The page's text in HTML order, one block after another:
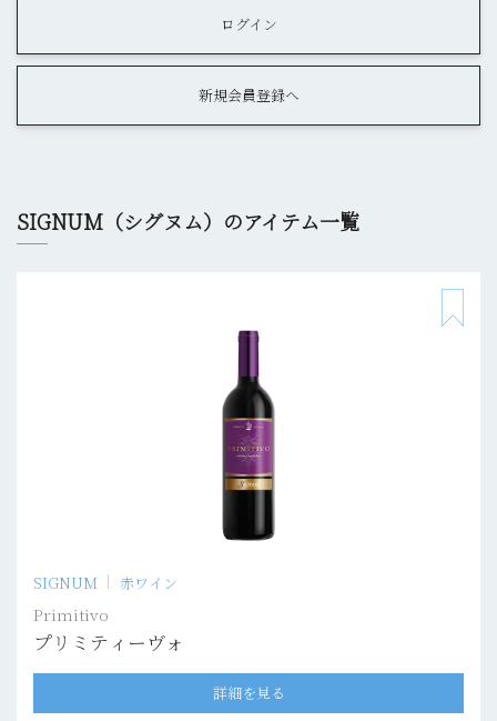
ログイン
新規会員登録へ
SIGNUM（シグヌム）のアイテム一覧
SIGNUM 赤ワイン
Primitivo
プリミティーヴォ
詳細を見る